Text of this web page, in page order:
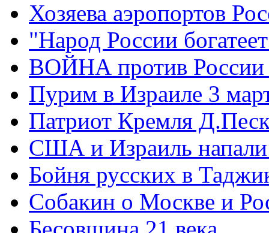
Хозяева аэропортов
"Народ России
ВОЙНА против России
Пурим в Израиле 3
Патриот Кремля
США и Израиль
Бойня русских в
Собакин о Москве и